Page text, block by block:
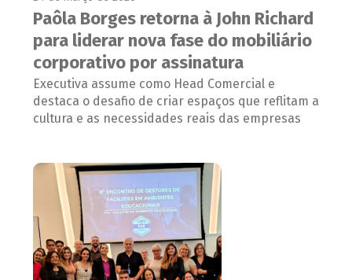
Paôla Borges retorna à John Richard
para liderar nova fase do mobiliário
corporativo por assinatura
Executiva assume como Head Comercial e
destaca o desafio de criar espaços que reflitam a
cultura e as necessidades reais das empresas